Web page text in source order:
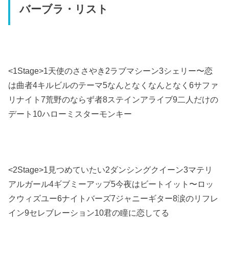
バーブラ・リスト
<1Stage>1天使のささやき2ラブマシーン3シェリー〜恋
は曲者4キルビルのテーマ5なんとなくなんとなく6サファ
リナイト7荒野のならず者8ステインアライブ9二人だけの
デート10ハローミスターモンキー
<2Stage>1見つめていたい2ダンシングクイーン3マテリ
アルガール4ギブミーアップ5今夜はビートイット〜ロッ
クウィズユー6ナイトバーズ7ジャニーギター8涙のリフレ
イン9セレブレーション10君の瞳に恋してる